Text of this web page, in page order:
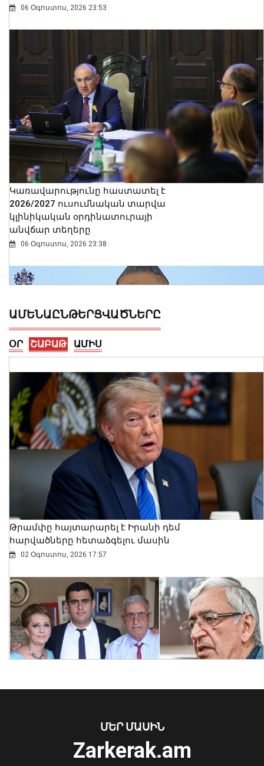
06 Օգոստոս, 2026 23:53
Կառավարությունը հաստատել է
2026/2027 ուսումնական տարվա
կլինիկական օրդինատուրայի
անվճար տեղերը
06 Օգոստոս, 2026 23:38
Ալեքսանդրա Քոուլը շարունակում է
բացահայտել Հայաստանը․ Մեծ
Բրիտանիայի դեսպանը հայերեն է
խոսում․ տեսանյութ
06 Օգոստոս, 2026 23:30
ԱՄԵՆԱԸՆԹԵՐՑՎԱԾՆԵՐԸ
ՕՐ ՇԱԲԱԹ ԱՄԻՍ
Թրամփը հայտարարել է Իրանի դեմ
հարվածները հետաձգելու մասին
02 Օգոստոս, 2026 17:57
«Պարտվեցինք դաժան հիվանդության
ՄԵՐ ՄԱՍԻՆ
Zarkerak.am